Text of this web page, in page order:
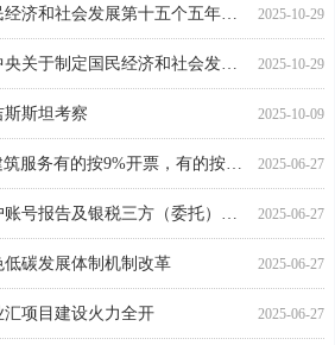
2025-10-29
2025-10-29
2025-10-09
斯坦考察
2025-06-27
2025-06-27
2025-06-27
碳发展体制机制改革
2025-06-27
项目建设火力全开